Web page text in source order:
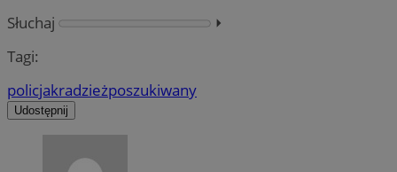
Słuchaj
⏵︎
Tagi:
policjakradzieżposzukiwany
Udostępnij